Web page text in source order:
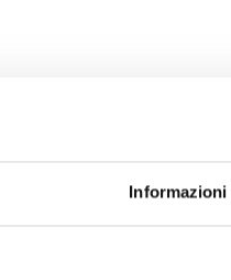
deve avere sede in
azioni di supporto”: la